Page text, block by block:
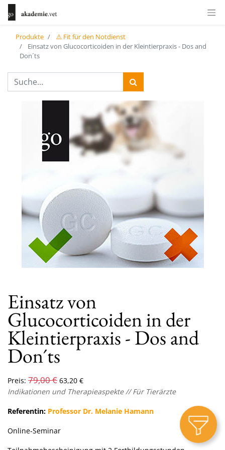
Produkte
⚠️ Fit für den Notdienst
Einsatz von Glucocorticoiden in der Kleintierpraxis - Dos and
Don´ts
Einsatz von
Glucocorticoiden in der
Kleintierpraxis - Dos and
Don´ts
Preis: 79,00€ 63,20 €
Indikationen und Therapieaspekte// Für Tierärzte
Referentin: Professor Dr. Melanie Hamann
Online-Seminar